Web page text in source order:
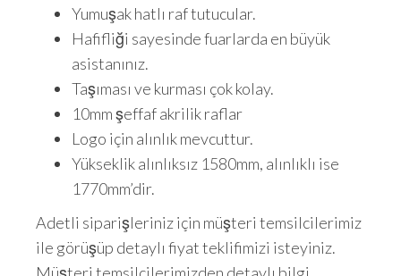
Yumuşak hatlı raf tutucular.
Hafifliği sayesinde fuarlarda en büyük
asistanınız.
Taşıması ve kurması çok kolay.
10mm şeffaf akrilik raflar
Logo için alınlık mevcuttur.
Yükseklik alınlıksız 1580mm, alınlıklı ise
1770mm’dir.
Adetli siparişleriniz için müşteri temsilcilerimiz
ile görüşüp detaylı fiyat teklifimizi isteyiniz.